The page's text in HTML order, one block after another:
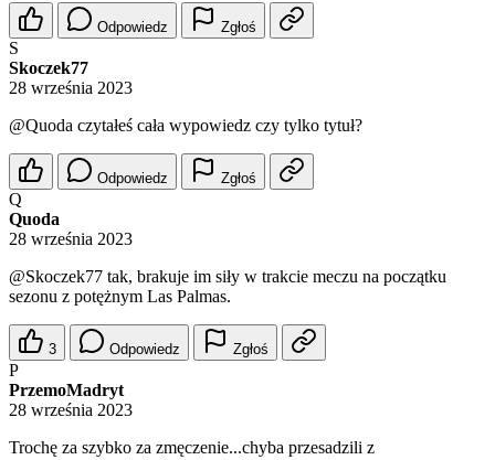
Odpowiedz Zgłoś
S
Skoczek77
28 września 2023
@Quoda czytałeś cała wypowiedz czy tylko tytuł?
Odpowiedz Zgłoś
Q
Quoda
28 września 2023
@Skoczek77 tak, brakuje im siły w trakcie meczu na początku
sezonu z potężnym Las Palmas.
3 Odpowiedz Zgłoś
P
PrzemoMadryt
28 września 2023
Trochę za szybko za zmęczenie...chyba przesadzili z